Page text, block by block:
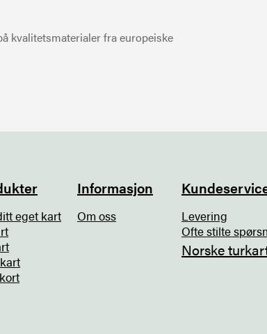
kvalitetsmaterialer fra europeiske
eget kart
Informasjon
Om oss
Levering
Ofte stilte
Norske